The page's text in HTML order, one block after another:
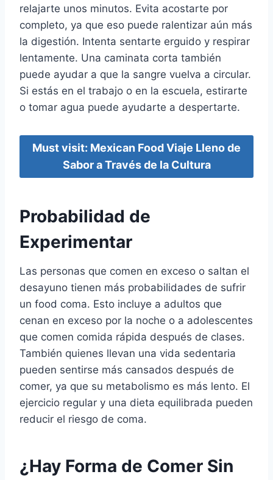
relajarte unos minutos. Evita acostarte por
completo, ya que eso puede ralentizar aún más
la digestión. Intenta sentarte erguido y respirar
lentamente. Una caminata corta también
puede ayudar a que la sangre vuelva a circular.
Si estás en el trabajo o en la escuela, estirarte
o tomar agua puede ayudarte a despertarte.
Must visit: Mexican Food Viaje Lleno de
Sabor a Través de la Cultura
Probabilidad de
Experimentar
Las personas que comen en exceso o saltan el
desayuno tienen más probabilidades de sufrir
un food coma. Esto incluye a adultos que
cenan en exceso por la noche o a adolescentes
que comen comida rápida después de clases.
También quienes llevan una vida sedentaria
pueden sentirse más cansados después de
comer, ya que su metabolismo es más lento. El
ejercicio regular y una dieta equilibrada pueden
reducir el riesgo de coma.
¿Hay Forma de Comer Sin